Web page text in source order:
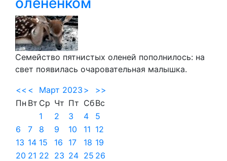
Семейство пятнистых оленей пополнилось: на
свет появилась очаровательная малышка.
<< < Март 2023 >
>>
Пн Вт Ср Чт Пт СбВс
1
2 3 4
5
6
7 8 9 10 11 12
13 14 15 16 17 18 19
20 21 22 23 24 25 26